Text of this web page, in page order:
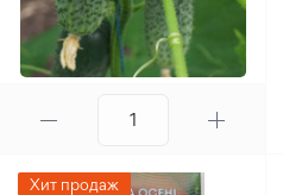
Хит продаж